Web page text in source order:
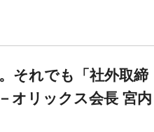
それでも「社外取締
オリックス会長 宮内